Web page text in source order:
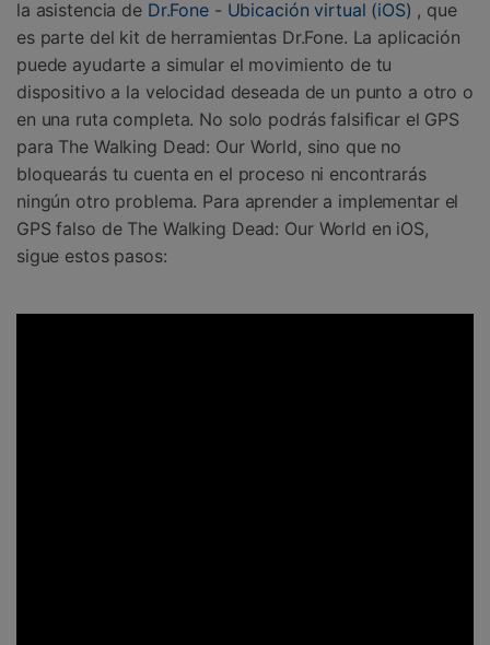
la asistencia de Dr.Fone - Ubicación virtual (iOS) , que
es parte del kit de herramientas Dr.Fone. La aplicación
puede ayudarte a simular el movimiento de tu
dispositivo a la velocidad deseada de un punto a otro o
en una ruta completa. No solo podrás falsificar el GPS
para The Walking Dead: Our World, sino que no
bloquearás tu cuenta en el proceso ni encontrarás
ningún otro problema. Para aprender a implementar el
GPS falso de The Walking Dead: Our World en iOS,
sigue estos pasos: